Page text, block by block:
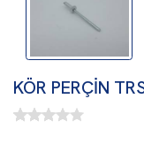
KÖR PERÇİN